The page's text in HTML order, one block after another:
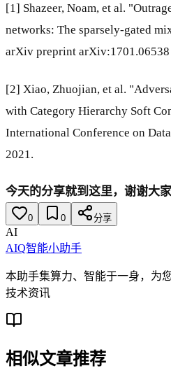
[1] Shazeer, Noam, et al.
networks: The sparsely-gated
arXiv preprint
[2] Xiao, Zhuojian, et al.
with Category Hierarchy Soft
International Conference on
2021.
今天的分享就到这里，谢谢大家
0 0 分享
AI
AIQ智能小助手
本助手集算力、智能于一身，为
技术资讯
相似文章推荐